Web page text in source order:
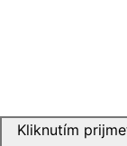
Kliknutím